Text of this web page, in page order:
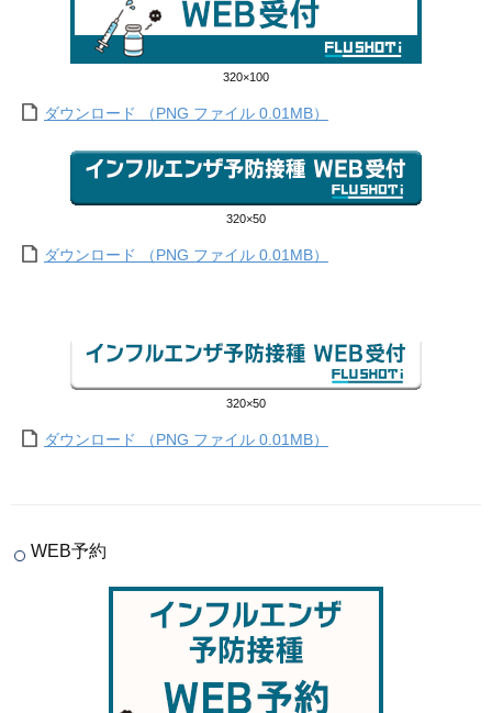
320×100
ダウンロード （PNG ファイル 0.01MB）
320×50
ダウンロード （PNG ファイル 0.01MB）
320×50
ダウンロード （PNG ファイル 0.01MB）
WEB予約